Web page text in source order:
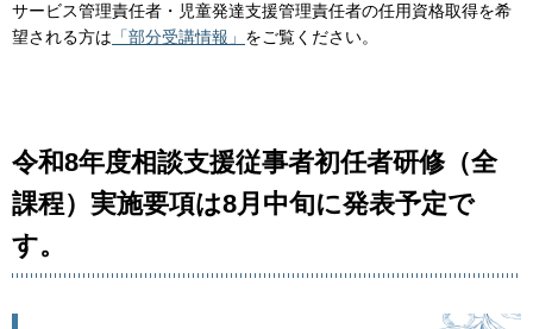
サービス管理責任者・児童発達支援管理責任者の任用資格取得を希
望される方は 「部分受講情報」 をご覧ください。
令和8年度相談支援従事者初任者研修（全
課程）実施要項は8月中旬に発表予定で
す。